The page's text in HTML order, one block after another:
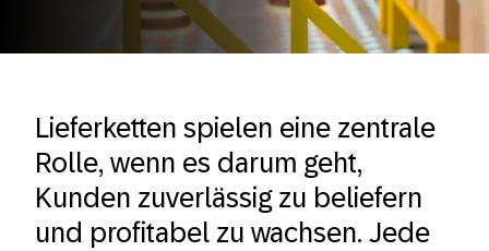
Lieferketten spielen eine zentrale
Rolle, wenn es darum geht,
Kunden zuverlässig zu beliefern
und profitabel zu wachsen. Jede